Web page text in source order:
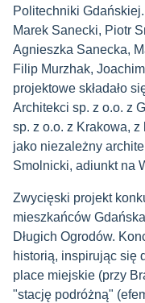
Politechniki
Marek Sanecki, Piotr
Agnieszka Sanecka,
Filip Murzhak,
projektowe składało
Architekci sp. z o.o. z
sp. z o.o. z Krakowa, z
jako niezależny
Smolnicki, adiunkt na
Zwycięski projekt
mieszkańców
Długich Ogrodów.
historią, inspirując się
place miejskie (przy
"stację podróżną"